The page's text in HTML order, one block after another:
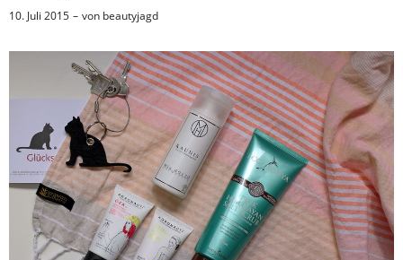
10. Juli 2015 von beautyjagd